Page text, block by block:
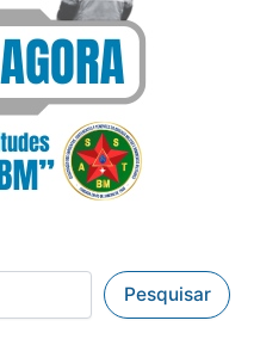
Pesquisar